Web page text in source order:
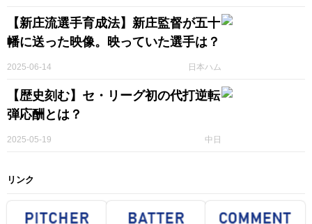
【新庄流選手育成法】新庄監督が五十
幡に送った映像。映っていた選手は？
日本ハム
2025-06-14
【歴史刻む】セ・リーグ初の代打逆転
弾応酬とは？
中日
2025-05-19
リンク